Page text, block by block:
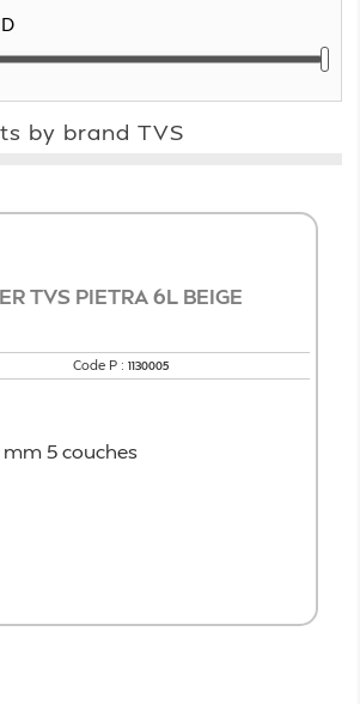
by brand TVS
TVS PIETRA 6L BEIGE
Code P : 1130005
mm 5 couches